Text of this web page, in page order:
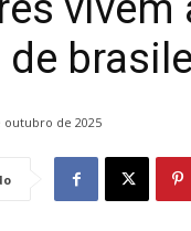
outubro de 2025